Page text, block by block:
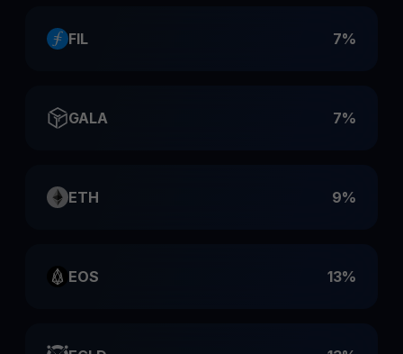
FIL 7%
GALA 7%
ETH 9%
EOS 13%